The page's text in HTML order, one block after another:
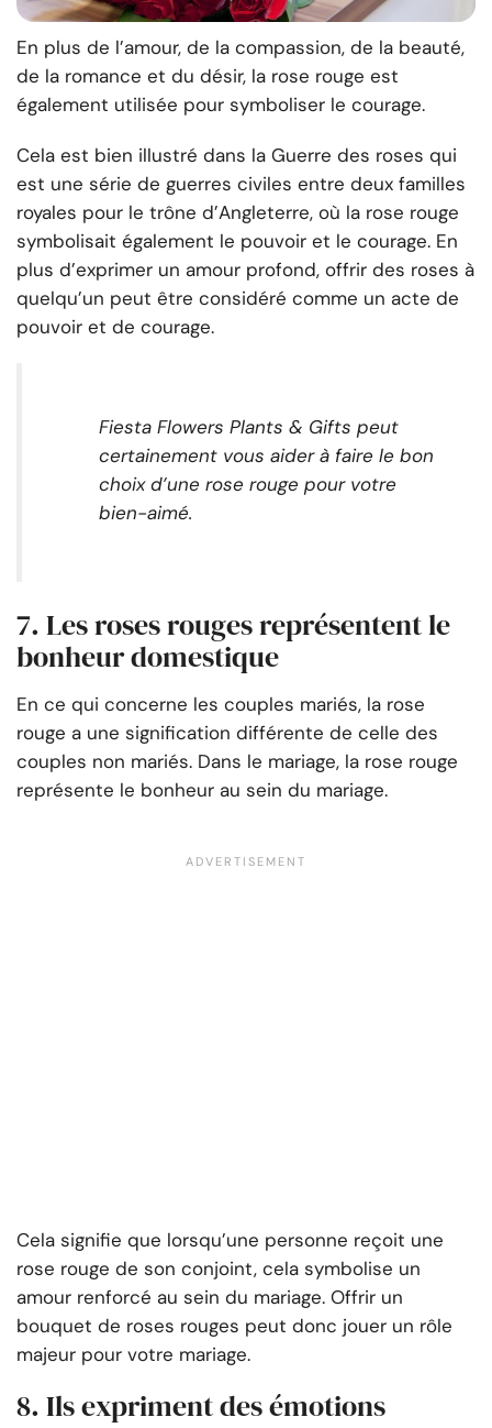
En plus de l’amour, de la compassion, de la beauté,
de la romance et du désir, la rose rouge est
également utilisée pour symboliser le courage.
Cela est bien illustré dans la Guerre des roses qui
est une série de guerres civiles entre deux familles
royales pour le trône d’Angleterre, où la rose rouge
symbolisait également le pouvoir et le courage. En
plus d’exprimer un amour profond, offrir des roses à
quelqu’un peut être considéré comme un acte de
pouvoir et de courage.
Fiesta Flowers Plants & Gifts peut
certainement vous aider à faire le bon
choix d’une rose rouge pour votre
bien-aimé.
7. Les roses rouges représentent le
bonheur domestique
En ce qui concerne les couples mariés, la rose
rouge a une signification différente de celle des
couples non mariés. Dans le mariage, la rose rouge
représente le bonheur au sein du mariage.
Cela signifie que lorsqu’une personne reçoit une
rose rouge de son conjoint, cela symbolise un
amour renforcé au sein du mariage. Offrir un
bouquet de roses rouges peut donc jouer un rôle
majeur pour votre mariage.
8. Ils expriment des émotions